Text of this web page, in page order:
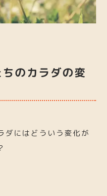
のカラダの変
ダにはどういう変化が